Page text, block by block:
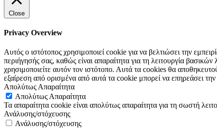
Close
Privacy Overview
Αυτός ο ιστότοπος χρησιμοποιεί cookie για να βελτιώσει την
περιήγησής σας, καθώς είναι απαραίτητα για τη λειτουργία
χρησιμοποιείτε αυτόν τον ιστότοπο. Αυτά τα cookies θα
εξαίρεση από ορισμένα από αυτά τα cookie μπορεί να επηρεάσει την
Απολύτως Απαραίτητα
Απολύτως Απαραίτητα
Τα απαραίτητα cookie είναι απολύτως απαραίτητα για τη σωστή
Ανάλυσης/στόχευσης
Ανάλυσης/στόχευσης